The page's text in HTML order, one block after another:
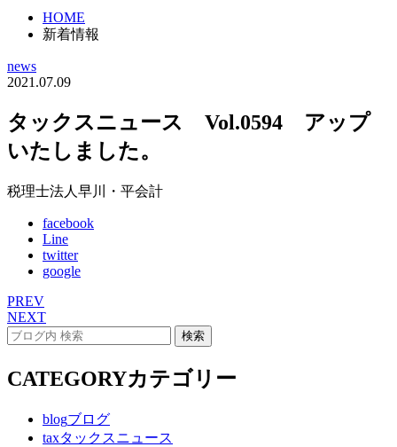
HOME
新着情報
news
2021.07.09
タックスニュース Vol.0594 アップ
いたしました。
税理士法人早川・平会計
facebook
Line
twitter
google
PREV
NEXT
CATEGORYカテゴリー
blogブログ
taxタックスニュース